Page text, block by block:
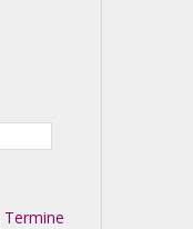
Termine